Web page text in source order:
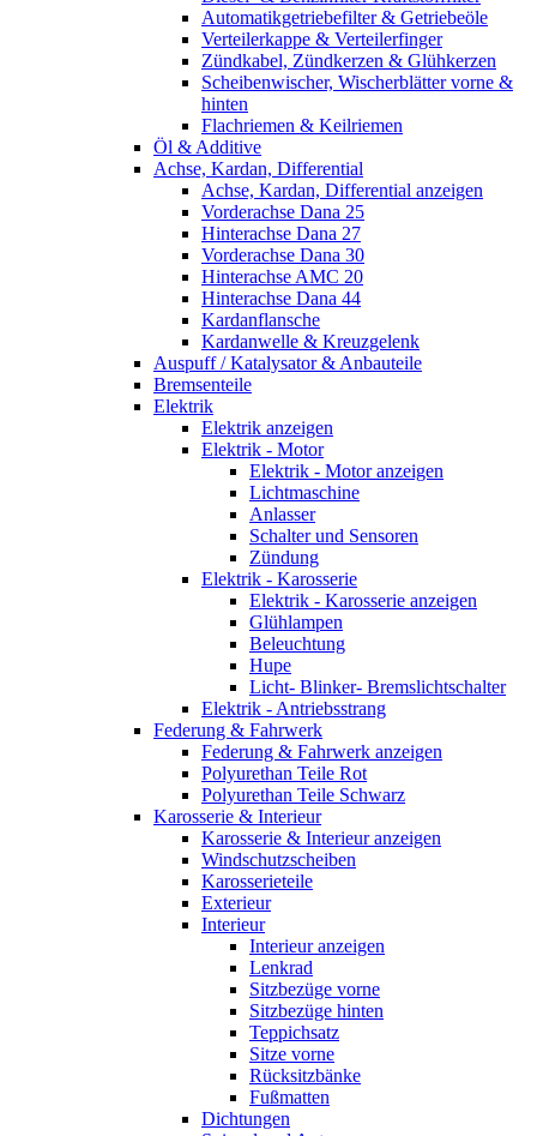
Automatikgetriebefilter & Getriebeöle
Verteilerkappe & Verteilerfinger
Zündkabel, Zündkerzen & Glühkerzen
Scheibenwischer, Wischerblätter vorne &
hinten
Flachriemen & Keilriemen
Öl & Additive
Achse, Kardan, Differential
Achse, Kardan, Differential anzeigen
Vorderachse Dana 25
Hinterachse Dana 27
Vorderachse Dana 30
Hinterachse AMC 20
Hinterachse Dana 44
Kardanflansche
Kardanwelle & Kreuzgelenk
Auspuff / Katalysator & Anbauteile
Bremsenteile
Elektrik
Elektrik anzeigen
Elektrik - Motor
Elektrik - Motor anzeigen
Lichtmaschine
Anlasser
Schalter und Sensoren
Zündung
Elektrik - Karosserie
Elektrik - Karosserie anzeigen
Glühlampen
Beleuchtung
Hupe
Licht- Blinker- Bremslichtschalter
Elektrik - Antriebsstrang
Federung & Fahrwerk
Federung & Fahrwerk anzeigen
Polyurethan Teile Rot
Polyurethan Teile Schwarz
Karosserie & Interieur
Karosserie & Interieur anzeigen
Windschutzscheiben
Karosserieteile
Exterieur
Interieur
Interieur anzeigen
Lenkrad
Sitzbezüge vorne
Sitzbezüge hinten
Teppichsatz
Sitze vorne
Rücksitzbänke
Fußmatten
Dichtungen